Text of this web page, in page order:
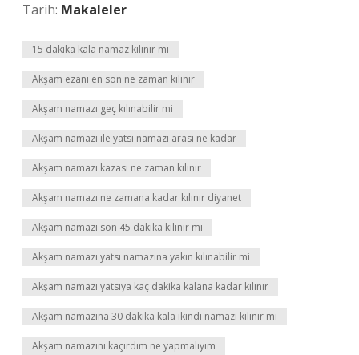
Tarih: Makaleler
15 dakika kala namaz kılınır mı
Akşam ezanı en son ne zaman kılınır
Akşam namazı geç kılınabilir mi
Akşam namazı ile yatsı namazı arası ne kadar
Akşam namazı kazası ne zaman kılınır
Akşam namazı ne zamana kadar kılınır diyanet
Akşam namazı son 45 dakika kılınır mı
Akşam namazı yatsı namazına yakın kılınabilir mi
Akşam namazı yatsıya kaç dakika kalana kadar kılınır
Akşam namazına 30 dakika kala ikindi namazı kılınır mı
Akşam namazını kaçırdım ne yapmalıyım